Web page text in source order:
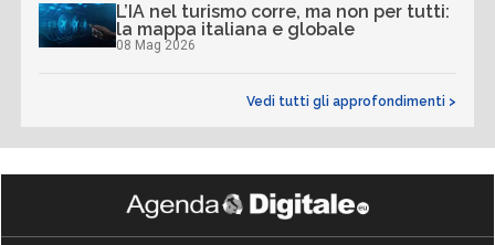
L’IA nel turismo corre, ma non per tutti:
la mappa italiana e globale
08 Mag 2026
Vedi tutti gli approfondimenti >